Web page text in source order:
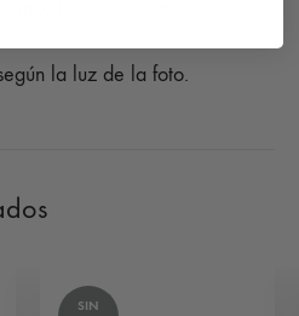
la luz de la foto.
SIN